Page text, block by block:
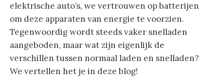
elektrische auto’s, we vertrouwen op batterijen
om deze apparaten van energie te voorzien.
Tegenwoordig wordt steeds vaker snelladen
aangeboden, maar wat zijn eigenlijk de
verschillen tussen normaal laden en snelladen?
We vertellen het je in deze blog!